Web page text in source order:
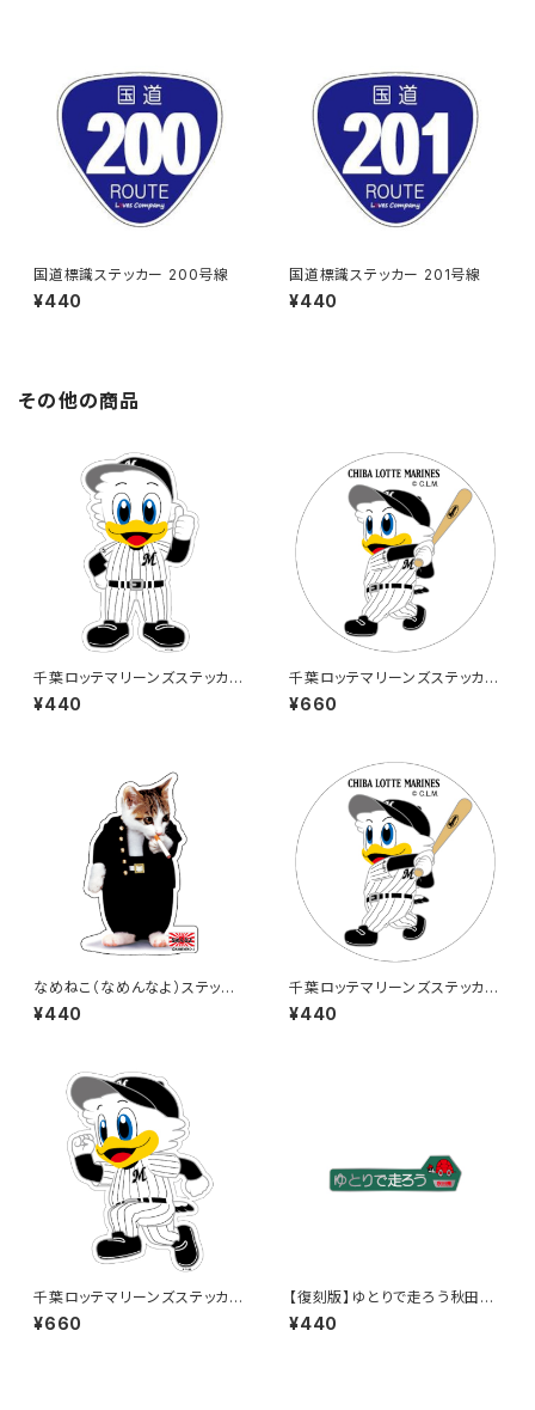
国道標識ステッカー 200号線
¥440
国道標識ステッカー 201号線
¥440
その他の商品
千葉ロッテマリーンズステッカー
13
¥440
千葉ロッテマリーンズステッカー
8（大）
¥660
なめねこ（なめんなよ）ステッカ
ー E-2
¥440
千葉ロッテマリーンズステッカー
8
¥440
千葉ロッテマリーンズステッカー
14（大）
¥660
【復刻版】ゆとりで走ろう秋田県
（緑）：ステッカー
¥440